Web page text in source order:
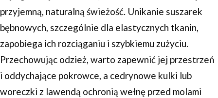
przyjemną, naturalną świeżość. Unikanie suszarek
bębnowych, szczególnie dla elastycznych tkanin,
zapobiega ich rozciąganiu i szybkiemu zużyciu.
Przechowując odzież, warto zapewnić jej przestrzeń
i oddychające pokrowce, a cedrynowe kulki lub
woreczki z lawendą ochronią wełnę przed molami